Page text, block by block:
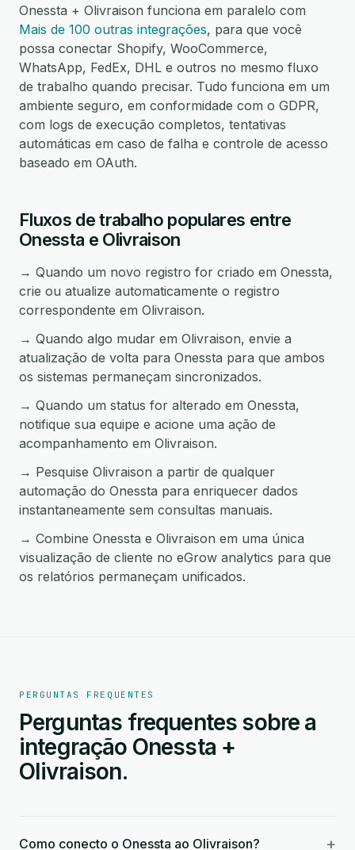
Onessta + Olivraison funciona em paralelo com
Mais de 100 outras integrações, para que você
possa conectar Shopify, WooCommerce,
WhatsApp, FedEx, DHL e outros no mesmo fluxo
de trabalho quando precisar. Tudo funciona em um
ambiente seguro, em conformidade com o GDPR,
com logs de execução completos, tentativas
automáticas em caso de falha e controle de acesso
baseado em OAuth.
Fluxos de trabalho populares entre
Onessta e Olivraison
→ Quando um novo registro for criado em Onessta,
crie ou atualize automaticamente o registro
correspondente em Olivraison.
→ Quando algo mudar em Olivraison, envie a
atualização de volta para Onessta para que ambos
os sistemas permaneçam sincronizados.
→ Quando um status for alterado em Onessta,
notifique sua equipe e acione uma ação de
acompanhamento em Olivraison.
→ Pesquise Olivraison a partir de qualquer
automação do Onessta para enriquecer dados
instantaneamente sem consultas manuais.
→ Combine Onessta e Olivraison em uma única
visualização de cliente no eGrow analytics para que
os relatórios permaneçam unificados.
PERGUNTAS FREQUENTES
Perguntas frequentes sobre a
integração Onessta +
Olivraison.
Como conecto o Onessta ao Olivraison? +